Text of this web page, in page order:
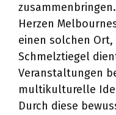
Herzen
einen solchen
Schmelztiegel
Veranstaltungen
multikulturelle
Durch diese